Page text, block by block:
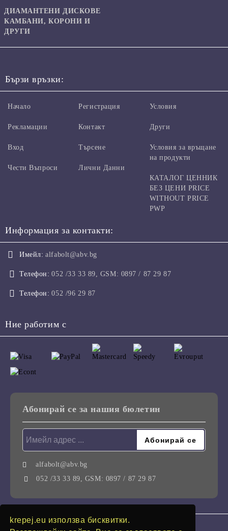
krepej.eu използва бисквитки.
ДИАМАНТЕНИ ДИСКОВЕ
КАМБАНИ, КОРОНИ И
ДРУГИ
Бързи връзки:
Начало
Рекламации
Вход
Чести Въпроси
Регистрация
Контакт
Търсене
Лични Данни
Условия
Други
Условия за връщане
на продукти
КАТАЛОГ ЦЕННИК
БЕЗ ЦЕНИ PRICE
WITHOUT PRICE
PWP
Информация за контакти:
Имейл: alfabolt@abv.bg
Телефон: 052 /33 33 89, GSM: 0897 / 87 29 87
Телефон: 052 /96 29 87
Ние работим с
Абонирай се за нашия бюлетин
alfabolt@abv.bg
052 /33 33 89, GSM: 0897 / 87 29 87